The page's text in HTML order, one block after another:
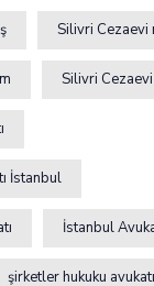
Silivri Cezaevi
Silivri
İstanbul
İstanbul
şirketler hukuku avukatı